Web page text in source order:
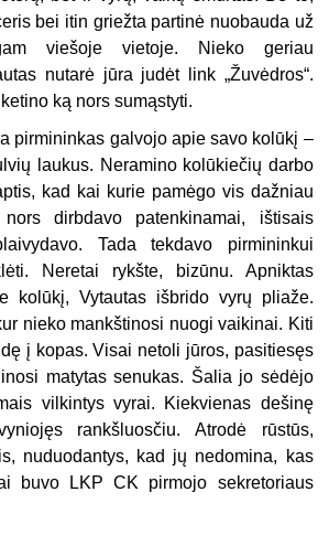
bei itin griežta partinė nuobauda už
viešoje vietoje. Nieko geriau
nutarė jūra judėt link „Žuvėdros“.
ką nors sumąstyti.
pirmininkas galvojo apie savo kolūkį –
laukus. Neramino kolūkiečių darbo
kad kai kurie pamėgo vis dažniau
dirbdavo patenkinamai, ištisais
Tada tekdavo pirmininkui
Neretai rykšte, bizūnu. Apniktas
kolūkį, Vytautas išbrido vyrų pliaže.
nieko mankštinosi nuogi vaikinai. Kiti
į kopas. Visai netoli jūros, pasitiesęs
matytas senukas. Šalia jo sėdėjo
vilkintys vyrai. Kiekvienas dešinę
rankšluosčiu. Atrodė rūstūs,
nuduodantys, kad jų nedomina, kas
buvo LKP CK pirmojo sekretoriaus